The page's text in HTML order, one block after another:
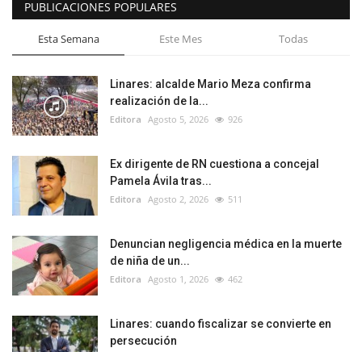
PUBLICACIONES POPULARES
Esta Semana Este Mes Todas
Linares: alcalde Mario Meza confirma
realización de la...
Editora Agosto 5, 2026 926
Ex dirigente de RN cuestiona a concejal
Pamela Ávila tras...
Editora Agosto 2, 2026 511
Denuncian negligencia médica en la muerte
de niña de un...
Editora Agosto 1, 2026 462
Linares: cuando fiscalizar se convierte en
persecución